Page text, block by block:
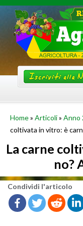
Skip
content
Home» Articoli» Anno
coltivata in vitro: è
La carne
no?
Con­di­vi­di l'ar­ti­co­lo